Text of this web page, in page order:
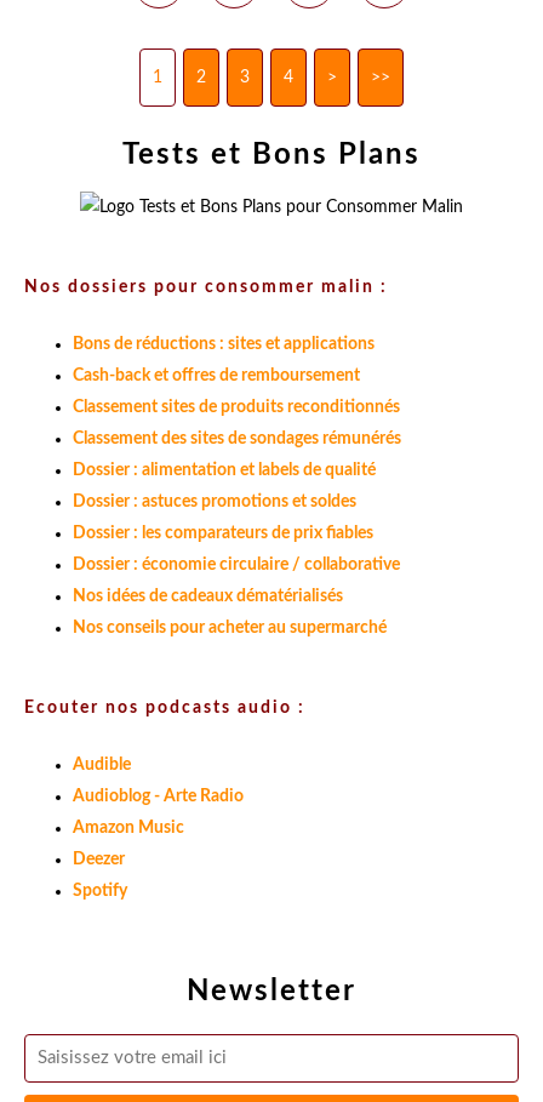
1 2 3 4 > >>
Newsletter
Tests et Bons Plans
Nos dossiers pour consommer malin :
Bons de réductions : sites et applications
Cash-back et offres de remboursement
Classement sites de produits reconditionnés
Classement des sites de sondages rémunérés
Dossier : alimentation et labels de qualité
Dossier : astuces promotions et soldes
Dossier : les comparateurs de prix fiables
Dossier : économie circulaire / collaborative
Nos idées de cadeaux dématérialisés
Nos conseils pour acheter au supermarché
Ecouter nos podcasts audio :
Audible
Audioblog - Arte Radio
Amazon Music
Deezer
Spotify